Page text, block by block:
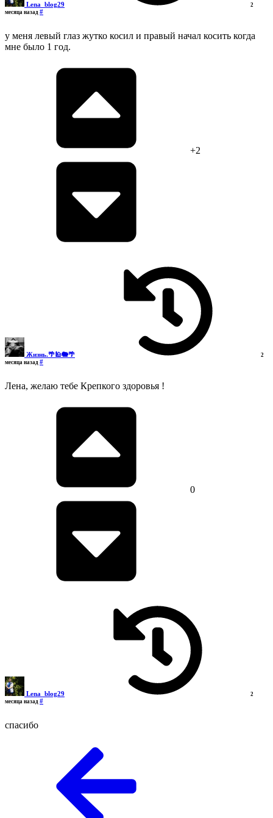
Lena_blog29
2
месяца назад #
у меня левый глаз жутко косил и правый начал косить когда
мне было 1 год.
+2
Жизнь.🌴🕌🐘🌴
2
месяца назад #
Лена, желаю тебе Крепкого здоровья !
0
Lena_blog29
2
месяца назад #
спасибо